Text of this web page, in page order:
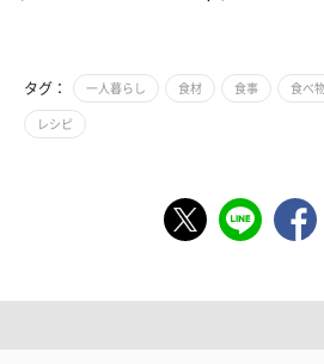
タグ： 一人暮らし 食材 食事 食べ
レシピ